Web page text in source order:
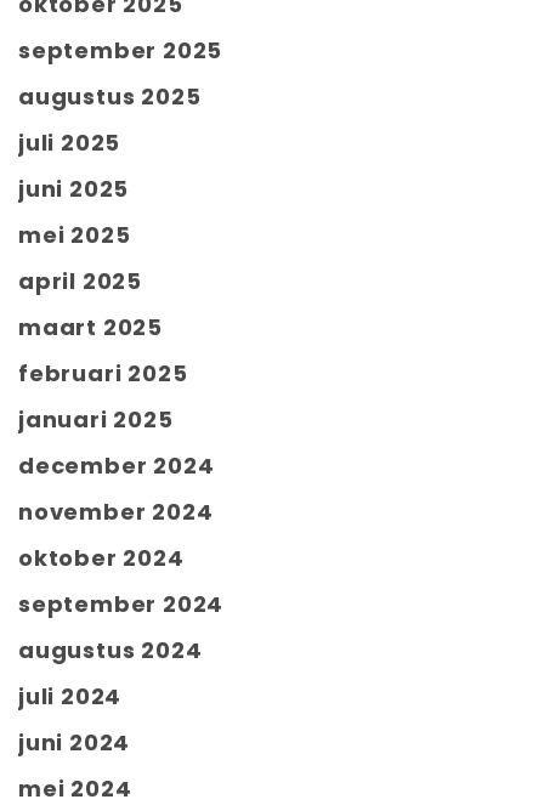
september 2025
augustus 2025
juli 2025
juni 2025
mei 2025
april 2025
maart 2025
februari 2025
januari 2025
december 2024
november 2024
oktober 2024
september 2024
augustus 2024
juli 2024
juni 2024
mei 2024